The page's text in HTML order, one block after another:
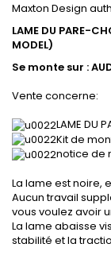
Maxton Design
LAME DU PARE-
MODEL)
Se monte sur :
Vente concerne:
LAME DU
Kit de
notice de
La lame est noire,
Aucun travail
vous voulez avoir
La lame abaisse
stabilité et la